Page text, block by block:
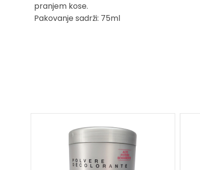
pranjem kose.
Pakovanje sadrži: 75ml